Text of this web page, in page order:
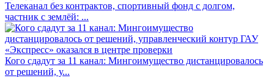
Телеканал без контрактов, спортивный фонд с долгом,
частник с землёй: ...
Кого сдадут за 11 канал: Мингоимущество дистанцировалось
от решений, у...